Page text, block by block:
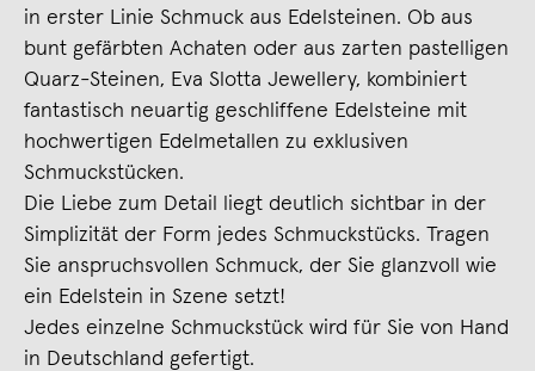
in erster Linie Schmuck aus Edelsteinen. Ob aus
bunt gefärbten Achaten oder aus zarten pastelligen
Quarz-Steinen, Eva Slotta Jewellery, kombiniert
fantastisch neuartig geschliffene Edelsteine mit
hochwertigen Edelmetallen zu exklusiven
Schmuckstücken.
Die Liebe zum Detail liegt deutlich sichtbar in der
Simplizität der Form jedes Schmuckstücks. Tragen
Sie anspruchsvollen Schmuck, der Sie glanzvoll wie
ein Edelstein in Szene setzt!
Jedes einzelne Schmuckstück wird für Sie von Hand
in Deutschland gefertigt.